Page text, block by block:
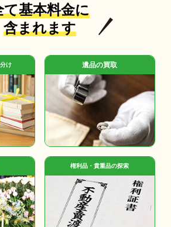
て基本料金に
含まれます
け 遺品の買取
権利品・貴重品の探索